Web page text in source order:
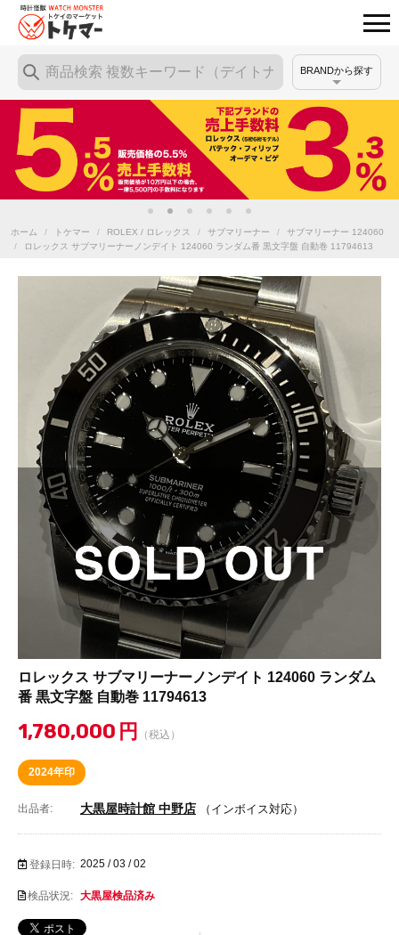
BRANDから探す
ホーム / トケマー / ROLEX / ロレックス / サブマリーナー /
サブマリーナー 124060
/
ロレックス サブマリーナーノンデイト 124060 ランダム番 黒文字盤 自動巻 11794613
ロレックス サブマリーナーノンデイト 124060 ランダム
番 黒文字盤 自動巻 11794613
1,780,000 円 （税込）
2024年印
出品者: 大黒屋時計館 中野店 （インボイス対応）
登録日時: 2025 / 03 / 02
検品状況: 大黒屋検品済み